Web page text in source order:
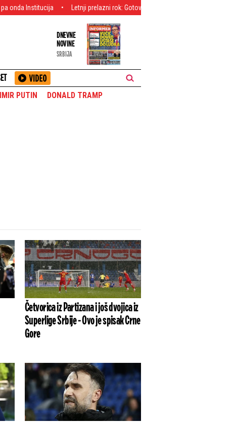
Letnji prelazni rok: Gotovo? Prvi čovek Bešiktaša otkrio istinu o Vlahoviću,
DNEVNE
NOVINE
SRBIJA
PUTIN DONALD TRAMP
Četvorica iz Partizana i još dvojica iz
Superlige Srbije - Ovo je spisak Crne
Gore